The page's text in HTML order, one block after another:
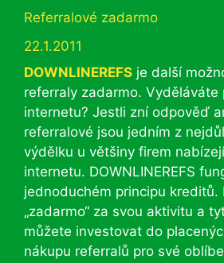
Rubriky
Referralové zadarmo
22.1.2011
DOWNLINEREFS je další
referraly zadarmo. Vyděláváte
internetu? Jestli zní odpověď
referralové jsou jedním z
výdělku u většiny firem
internetu. DOWNLINEREFS
jednoduchém principu kreditů.
„zadarmo“ za svou aktivitu a
můžete investovat do
nákupu referralů pro své